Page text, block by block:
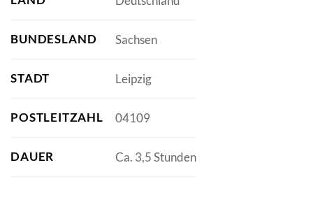
BUNDESLAND Sachsen
STADT Leipzig
POSTLEITZAHL 04109
DAUER Ca. 3,5 Stunden